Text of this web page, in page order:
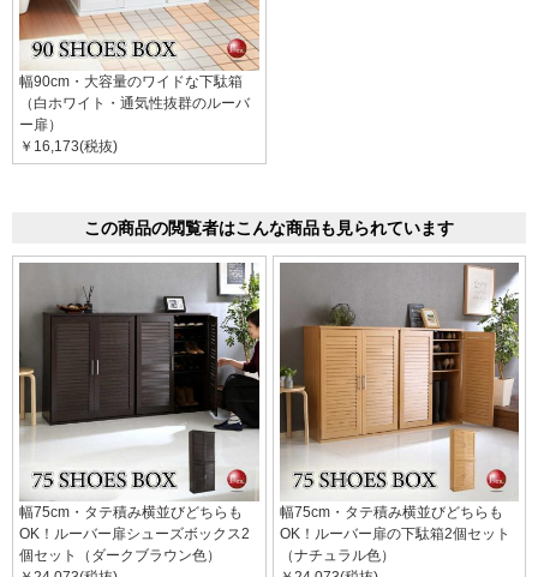
幅90cm・大容量のワイドな下駄箱
（白ホワイト・通気性抜群のルーバ
ー扉）
￥16,173(税抜)
この商品の閲覧者はこんな商品も見られています
幅75cm・タテ積み横並びどちらも
OK！ルーバー扉シューズボックス2
個セット（ダークブラウン色）
幅75cm・タテ積み横並びどちらも
OK！ルーバー扉の下駄箱2個セット
（ナチュラル色）